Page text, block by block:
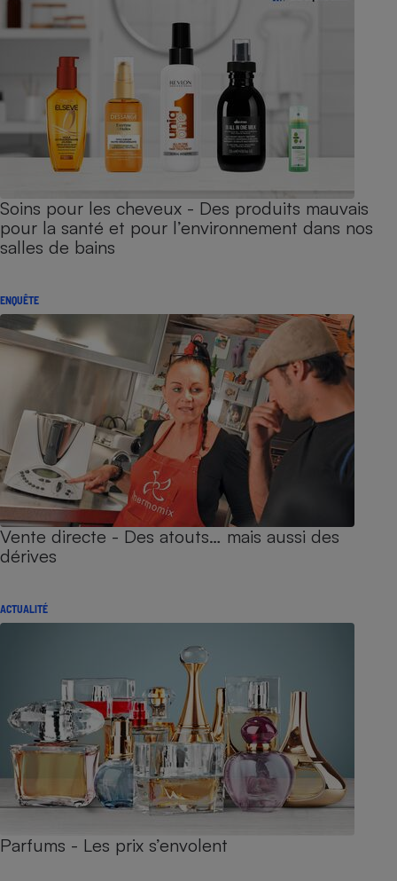
Soins pour les cheveux - Des produits mauvais
pour la santé et pour l’environnement dans nos
salles de bains
ENQUÊTE
Vente directe - Des atouts… mais aussi des
dérives
ACTUALITÉ
Parfums - Les prix s’envolent